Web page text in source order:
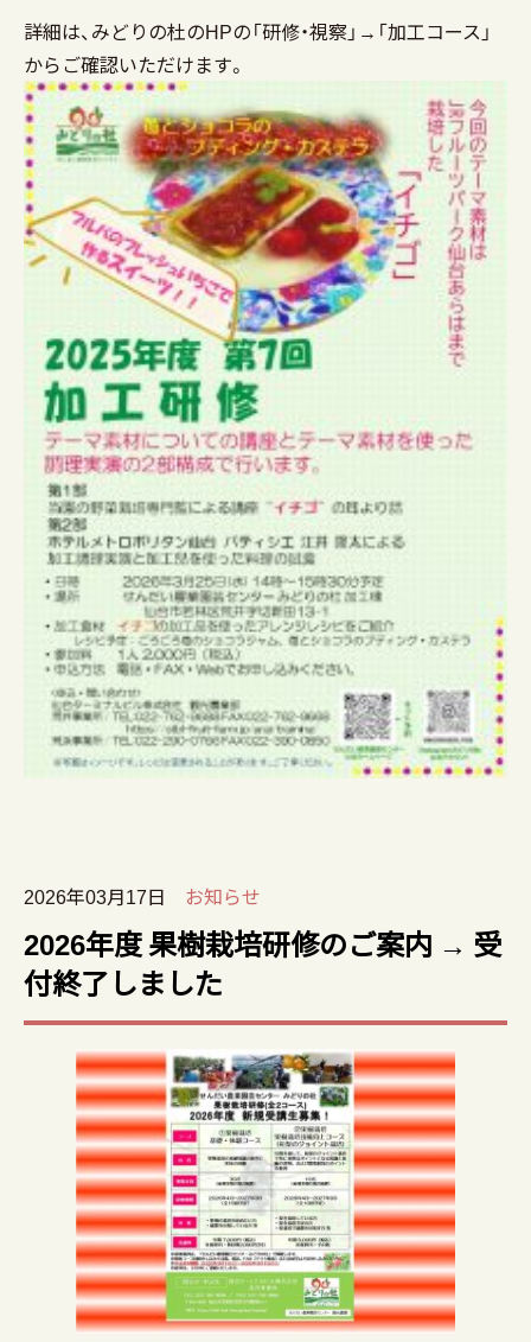
詳細は、みどりの杜のHPの「研修・視察」→「加工コース」
からご確認いただけます。
2026年03月17日 お知らせ
2026年度 果樹栽培研修のご案内 → 受
付終了しました